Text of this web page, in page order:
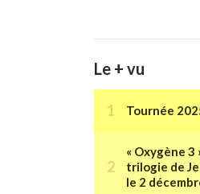
Le + vu